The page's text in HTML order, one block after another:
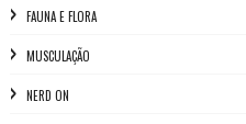
FAUNA E FLORA
MUSCULAÇÃO
NERD ON